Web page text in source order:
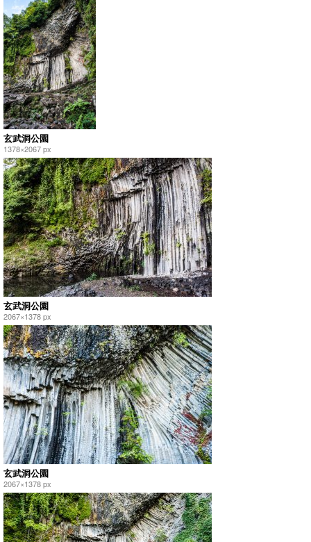
玄武洞公園
1378×2067 px
玄武洞公園
2067×1378 px
玄武洞公園
2067×1378 px